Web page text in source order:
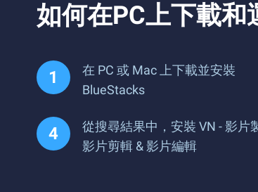
如何在PC上下載
在 PC 或 Mac 上下載並安裝
BlueStacks
從搜尋結果中，安裝 VN - 影片
影片剪輯 & 影片編輯